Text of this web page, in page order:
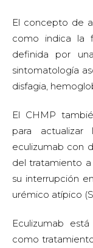
El concepto de
como indica la
definida por
sintomatología
disfagia,
El CHMP
para
eculizumab con
del tratamiento a
su interrupción
urémico atípico
Eculizumab
como